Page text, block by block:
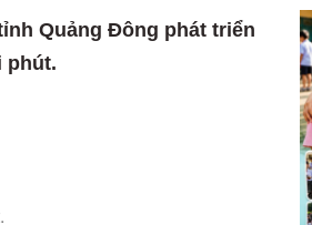
Quảng Đông phát triển
phút.